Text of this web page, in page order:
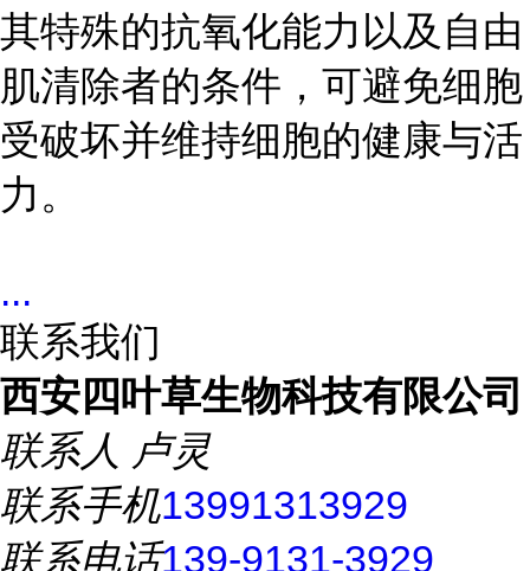
其特殊的抗氧化能力以及自由
肌清除者的条件，可避免细胞
受破坏并维持细胞的健康与活
力。
...
联系我们
西安四叶草生物科技有限公司
联系人 卢灵
联系手机13991313929
联系电话139-9131-3929